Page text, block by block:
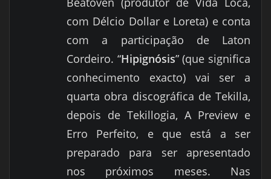
com Délcio Dollar e Loreta) e conta
com a participação de Laton
Cordeiro. “Hipignósis” (que significa
conhecimento exacto) vai ser a
quarta obra discográfica de Tekilla,
depois de Tekillogia, A Preview e
Erro Perfeito, e que está a ser
preparado para ser apresentado
nos próximos meses. Nas